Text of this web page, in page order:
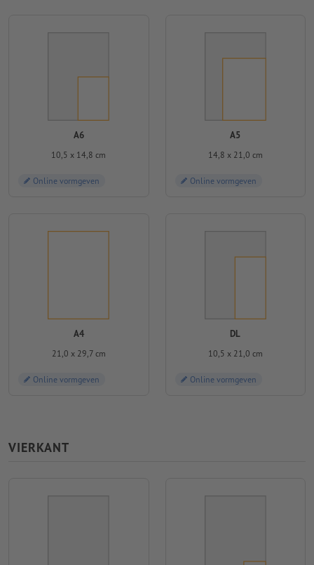
A6
10,5 x 14,8 cm
Online vormgeven
A5
14,8 x 21,0 cm
Online vormgeven
A4
21,0 x 29,7 cm
Online vormgeven
DL
10,5 x 21,0 cm
Online vormgeven
VIERKANT